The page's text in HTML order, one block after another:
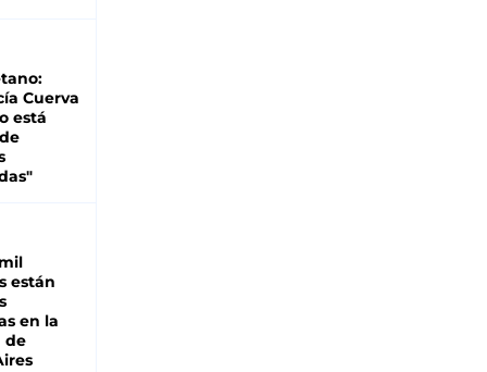
Cuerva
está
están
en la
de